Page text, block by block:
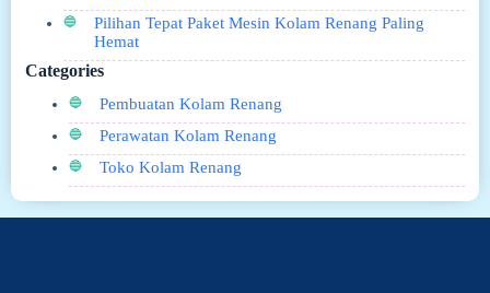
Pilihan Tepat Paket Mesin Kolam Renang Paling
Hemat
Categories
Pembuatan Kolam Renang
Perawatan Kolam Renang
Toko Kolam Renang